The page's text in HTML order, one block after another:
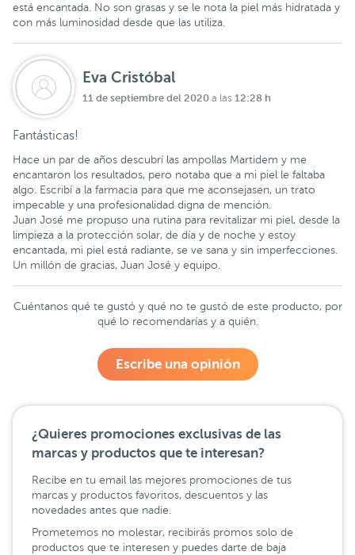
está encantada. No son grasas y se le nota la piel más hidratada y
con más luminosidad desde que las utiliza.
Eva Cristóbal
11 de septiembre del 2020 a las 12:28 h
Fantásticas!
Hace un par de años descubrí las ampollas Martidem y me
encantaron los resultados, pero notaba que a mi piel le faltaba
algo. Escribí a la farmacia para que me aconsejasen, un trato
impecable y una profesionalidad digna de mención.
Juan José me propuso una rutina para revitalizar mi piel, desde la
limpieza a la protección solar, de día y de noche y estoy
encantada, mi piel está radiante, se ve sana y sin imperfecciones.
Un millón de gracias, Juan José y equipo.
Cuéntanos qué te gustó y qué no te gustó de este producto, por
qué lo recomendarías y a quién.
Escribe una opinión
¿Quieres promociones exclusivas de las
marcas y productos que te interesan?
Recibe en tu email las mejores promociones de tus
marcas y productos favoritos, descuentos y las
novedades antes que nadie.
Prometemos no molestar, recibirás promos solo de
productos que te interesen y puedes darte de baja